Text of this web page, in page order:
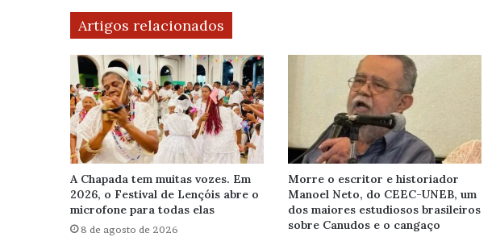
Artigos relacionados
A Chapada tem muitas vozes. Em
2026, o Festival de Lençóis abre o
microfone para todas elas
8 de agosto de 2026
Morre o escritor e historiador
Manoel Neto, do CEEC-UNEB, um
dos maiores estudiosos brasileiros
sobre Canudos e o cangaço